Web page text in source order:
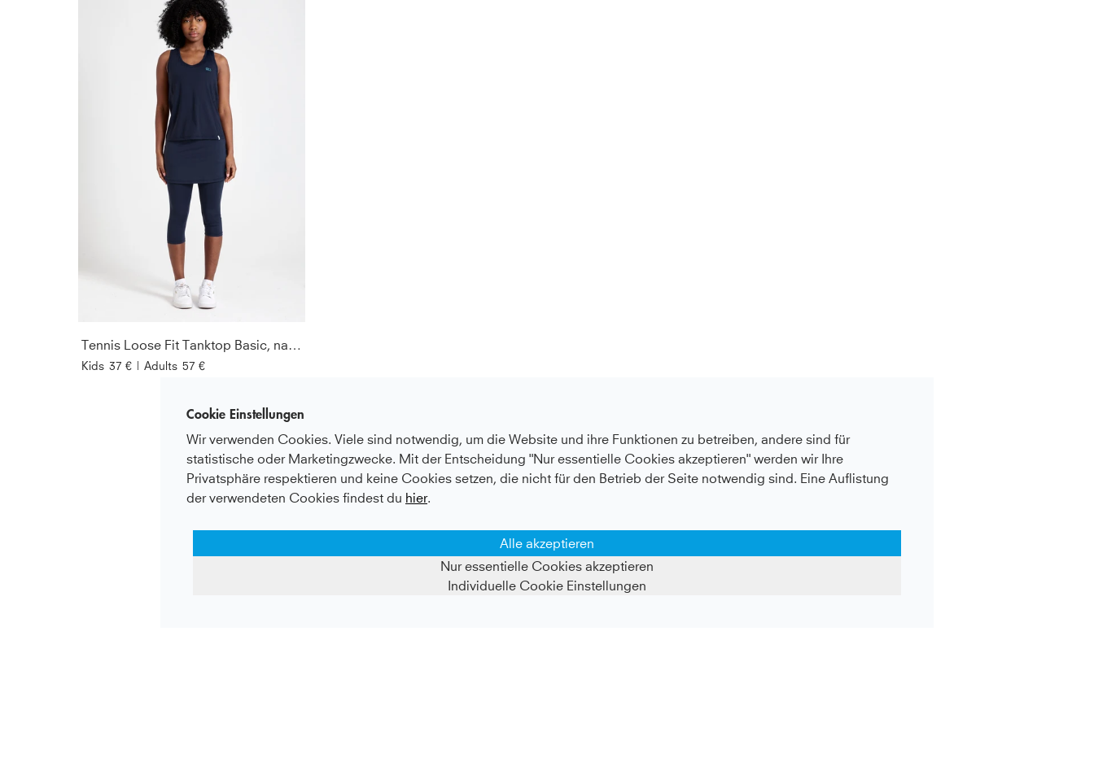
Tennis Loose Fit Tanktop Basic, navy blau
Kids 37 € | Adults 57 €
Cookie Einstellungen
Wir verwenden Cookies. Viele sind notwendig, um die Website und ihre Funktionen zu betreiben, andere sind für
statistische oder Marketingzwecke. Mit der Entscheidung "Nur essentielle Cookies akzeptieren" werden wir Ihre
Privatsphäre respektieren und keine Cookies setzen, die nicht für den Betrieb der Seite notwendig sind. Eine Auflistung
der verwendeten Cookies findest du hier.
Alle akzeptieren
Nur essentielle Cookies akzeptieren
Individuelle Cookie Einstellungen